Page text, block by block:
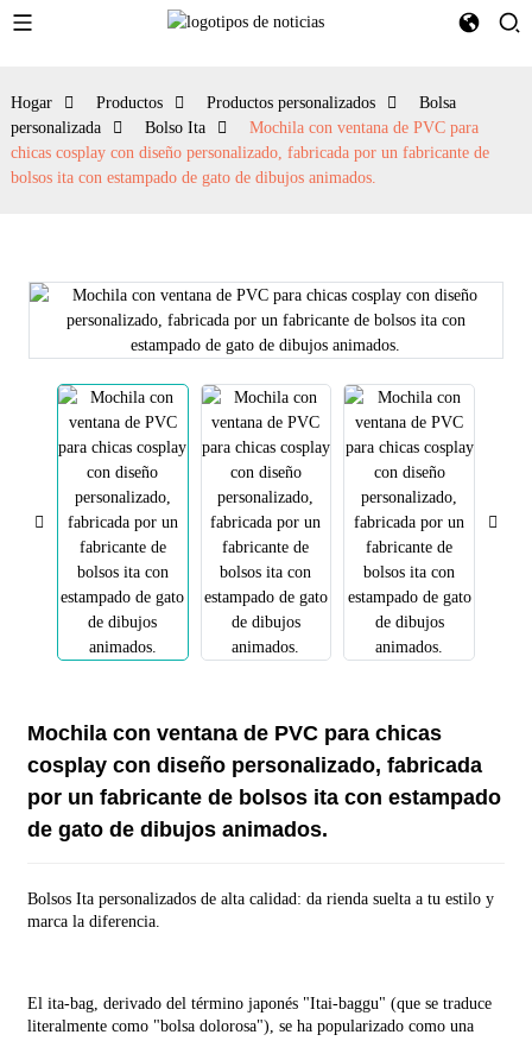
Hogar Productos Productos personalizados
Bolsa
personalizada
Bolso Ita
Mochila con ventana de PVC para
chicas cosplay con diseño personalizado, fabricada por un fabricante de
bolsos ita con estampado de gato de dibujos animados.
Mochila con ventana de PVC para chicas
cosplay con diseño personalizado, fabricada
por un fabricante de bolsos ita con estampado
de gato de dibujos animados.
Bolsos Ita personalizados de alta calidad: da rienda suelta a tu estilo y
marca la diferencia.
El ita-bag, derivado del término japonés "Itai-baggu" (que se traduce
literalmente como "bolsa dolorosa"), se ha popularizado como una